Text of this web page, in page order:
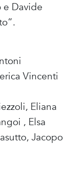
e Davide
Vincenti
Eliana
, Elsa
Jacopo